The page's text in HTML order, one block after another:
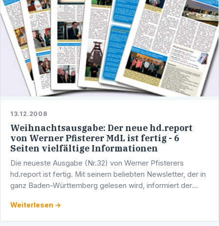
13.12.2008
Weihnachtsausgabe: Der neue hd.report
von Werner Pfisterer MdL ist fertig - 6
Seiten vielfältige Informationen
Die neueste Ausgabe (Nr.32) von Werner Pfisterers
hd.report ist fertig. Mit seinem beliebten Newsletter, der in
ganz Baden-Württemberg gelesen wird, informiert der
Weiterlesen →